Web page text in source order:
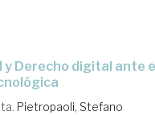
Pietropaoli, Stefano